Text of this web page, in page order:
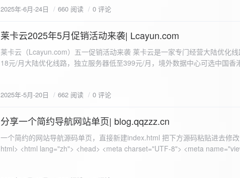
重置默认样式 */ * { margin: 0; padding: 0; box-sizing: border-box; } /* 设置页面的字体和添加背景图片 */
center fixed; /* 使用服务器上的路径 */ background-size: cover; /* 保证背景图片覆盖整个视窗 */ color:
#333; display: flex; justify-content: center; align-items: center; min-height: 100vh; margin: 0; } /* 容器样
式 */ .container { background-color: rgba(255, 255, 255, 0.9); /* 使用半透明白色背景，以便在图片背景
上更清晰地显示内容 */ padding: 30px; border-radius: 8px; box-shadow: 0 4px 8px rgba(0, 0, 0, 0.1);
padding: 8px; background-color: #f7f7f7; border: 1px solid #ccc; border-radius: 4px; font-size: 16px;
size: 16px; border: none; border-radius: 4px; cursor: pointer; transition: background-color 0.3s ease; }
100%; height: 30px; background-color: #ddd; border-radius: 4px; margin-top: 20px; overflow: hidden; }
.progress-fill { height: 100%; background-color: #4caf50; width: 0; line-height: 30px; text-align: center;
border-radius: 4px; background-color: #f9f9f9; font-size: 16px; color: #333; min-height: 40px; } /* 错误
2025年-6月-24日 660 阅读 0 评论
2025-5-20
莱卡云2025年5月促销活动来袭| Lcayun.com
莱卡云（Lcayun.com）五一促销活动来袭 莱卡云是一家专门经营大陆优化线路的服务商，云服务器低至
18元/月大陆优化线路，独立服务器低至399元/月，境外数据中心可选中国香
https://www.lcayun.com/actcloud.html
2025年-5月-20日 662 阅读 0 评论
2025-5-19
分享一个简约导航网站单页| blog.qqzzz.cn
一个简约的网站导航源码单页，直接新建index.html 把下方源码粘贴进去修改保存即可。 <!DOCTYPE html> <html lang="zh"> <head> <meta charset="UTF-8"> <meta name="viewport" content="width=device-width, initial-scale=1.0"> <title>导航网站 -blog.qqzzz.cn</title> <meta name="keywords" content="双虹云博客"> <meta name="description" content="双虹云博客。"> <meta name="author" content="导航网站"> <meta name="robots" content="index,follow"> <meta property="og:title" content="导航网站 - "> <meta property="og:description" content="双虹云。"> <meta property="og:type" content="website"> <link rel="icon" href="https://blog.qqzzz.cn/favicon.ico" type="image/x-icon"> <link rel="shortcut icon" href="https://blog.qqzzz.cn/favicon.ico" type="image/x-icon"> <style> /* 基础样式 */ * { margin: 0; padding: 0; box-sizing: border-box; } /* 主体样式 */ body { background: #f0f2f5; font-family: 'Microsoft YaHei', -apple-system, BlinkMacSystemFont, sans-serif; margin: 0; padding: 0; min-height: 100vh; overflow-x: hidden; position: relative; display: flex; flex-direction: column; } /* 容器样式 */ .container { max-width: 1200px; margin: 0 auto; padding: 20px; flex: 1; display: flex; flex-direction: column; align-items: center; width: 100%; } /* 主盒子样式 */ .main-box { background: white; box-shadow: 0 2px 12px rgba(0, 0, 0, 0.08); border-radius: 24px; border: 1px solid #e9ecef; width: 100%; max-width: 1000px; padding: 30px; margin: 0 auto 15px; transition: all 0.3s ease; position: relative; z-index: 2; } .main-box:hover { transform: translateY(-2px); box-shadow: 0 6px 25px rgba(0, 0, 0, 0.2); } /* 头部样式 */ .header { text-align: center; margin-bottom: 20px; padding-bottom: 15px; border-bottom: 1px solid rgba(255, 255, 255, 0.2); } .header h1 { font-size: 32px; background: linear-gradient(120deg, #2b5876 0%, #4e4376 100%); -webkit-background-clip: text; -webkit-text-fill-color: transparent; margin-bottom: 15px; } /* 提示框样式 */ .notice { background: transparent; padding: 0 25px; border-radius: 12px; margin-bottom: 15px; white-space: nowrap; overflow: hidden; text-overflow: ellipsis; } .notice p { color: #4facfe; font-size: 16px; line-height: 1; font-weight: bold; letter-spacing: 0.5px; margin: 0; } /* 流量卡领取样式 */ .flow-card, .flow-card-top { background: linear-gradient(120deg, #4facfe 0%, #00f2fe 100%); box-shadow: 0 3px 15px rgba(0, 0, 0, 0.1); border-radius: 12px; padding: 10px 15px; margin-bottom: 10px; text-align: center; position: relative; overflow: hidden; display: flex; justify-content: space-between; align-items: center; } .flow-card::before, .flow-card-top::before { content: ''; position: absolute; top: -10px; right: -10px; width: 80px; height: 80px; background: rgba(255, 255, 255, 0.1); border-radius: 50%; } .flow-card .text-content, .flow-card-top h3 { flex: 1; text-align: left; color: #ffffff; font-size: 16px; margin: 0; } .flow-card h2 { color: #ffffff; font-size: 18px; margin-bottom: 4px; font-weight: 600; } .flow-card p { color: rgba(255, 255, 255, 0.9); font-size: 14px; margin-bottom: 0; } .flow-card a, .flow-card-top a { display: inline-block; background: #ffffff; color: #2b5876; padding: 8px 0; border-radius: 50px; font-size: 15px; cursor: pointer; transition: all 0.3s ease; font-weight: 600; text-decoration: none; box-shadow: 0 4px 10px rgba(0, 0, 0, 0.1); margin: 0 5px; white-space: nowrap; width: 110px; text-align: center; } /* 所有按钮统一样式 */ .flow-card .buttons a, .flow-card-top .buttons a { background: #ffffff; color: #2b5876; } .flow-card .buttons a:hover, .flow-card-top .buttons a:hover { background: #f8f9fa; transform: translateY(-2px); box-shadow: 0 6px 15px rgba(0, 0, 0, 0.2); } .flow-card .buttons, .flow-card-top .buttons { display: flex; align-items: center; justify-content: flex-end; flex-wrap: nowrap; } .flow-card a:hover, .flow-card-top a:hover { transform: translateY(-2px); box-shadow: 0 6px 15px rgba(0, 0, 0, 0.2); background: #f8f9fa; } .flow-card-top { margin-bottom: 10px; } /* 导航网格样式 */ .nav-grid { display: grid; grid-template-columns: repeat(2, 1fr); gap: 25px; width: 100%; margin: 0 auto; padding: 0; } /* 导航项样式 */ .nav-item { background: hsl(230, 10%, 33%); border-radius: 12px; padding: 12px; text-align: center; box-shadow: none; transition: all 0.3s ease; min-height: 75px; position: relative; } .nav-item:hover { transform: none; background: hsl(230, 10%, 38%); } .nav-item a { text-decoration: none; color: inherit; display: block; text-align: center; } .nav-item h3 { color: #ffffff; font-size: 17px; margin-bottom: 8px; } .nav-item p { color: rgba(255, 255, 255, 0.9); font-size: 16px; margin-bottom: 4px; } .nav-item .status { position: absolute; bottom: -20px; left: 0; right: 0; color: #ff6b6b; font-size: 12px; text-align: center; font-weight: 500; } /* 底部导航样式 */ .float-nav { display: none; } @media (max-width: 768px) { body { padding-bottom: 20px; } .container { padding: 10px; } .main-box { padding: 15px; margin: 5px; } .header { margin-bottom: 15px; padding-bottom: 10px; } .nav-grid { gap: 15px; } .flow-card, .flow-card-top { padding: 12px; margin-bottom: 10px; flex-direction: column; } .flow-card .text-content, .flow-card-top h3 { text-align: center; margin-bottom: 12px; font-size: 16px; } .flow-card h2 { font-size: 16px; margin-bottom: 5px; text-align: center; } .flow-card p { font-size: 13px; text-align: center; padding: 0 5px; } .flow-card a, .flow-card-top a, .flow-card .buttons a, .flow-card-top .buttons a { padding: 7px 0; font-size: 14px; margin: 0 4px; width: 95px; text-align: